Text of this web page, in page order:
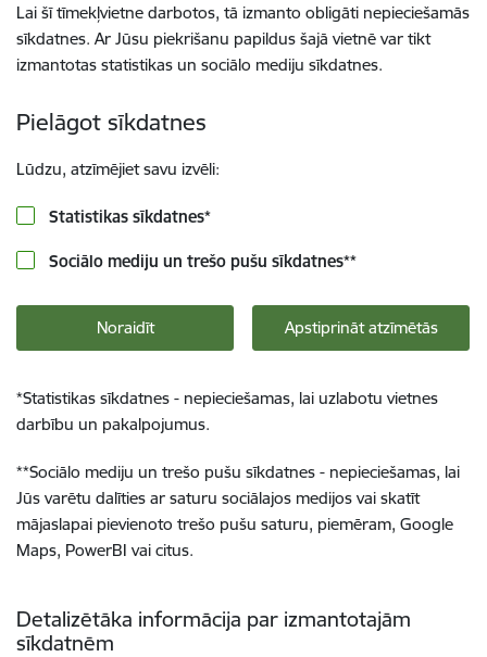
Lai šī tīmekļvietne darbotos, tā izmanto obligāti nepieciešamās
sīkdatnes. Ar Jūsu piekrišanu papildus šajā vietnē var tikt
izmantotas statistikas un sociālo mediju sīkdatnes.
Pielāgot sīkdatnes
Lūdzu, atzīmējiet savu izvēli:
Statistikas sīkdatnes*
Sociālo mediju un trešo pušu sīkdatnes**
Noraidīt Apstiprināt atzīmētās
*Statistikas sīkdatnes - nepieciešamas, lai uzlabotu vietnes
darbību un pakalpojumus.
**Sociālo mediju un trešo pušu sīkdatnes - nepieciešamas, lai
Jūs varētu dalīties ar saturu sociālajos medijos vai skatīt
mājaslapai pievienoto trešo pušu saturu, piemēram, Google
Maps, PowerBI vai citus.
Detalizētāka informācija par izmantotajām
sīkdatnēm